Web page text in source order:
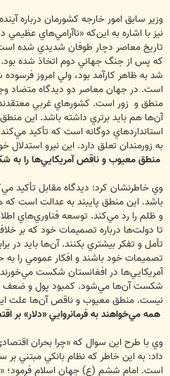
وزير سابق امور خارجه كشورمان درباره
‌نيز با اشاره به اين‌كه «‌ناآرامي‌هاي
‌تاريخ ‌معاصر ‌دچار ‌طوفان ‌شديدي ‌شده
‌كه پس ‌از ‌جنگ ‌جهاني ‌دوم ‌اتخاذ ‌شده ‌بود.
‌شد ‌به ‌ظاهر ‌کارآمد ‌بود، ولي امروز
است. ‌در ‌جهان ‌معاصر ‌دو ‌ديدگاه ‌متضاد
‌منطق ‌و ‌ زور ‌است. ‌كشورهاي ‌غربي
‌آن‌ها ‌هم ‌بايد ‌برتري ‌داشته ‌باشد. ‌اين
‌استاندارد‌هاي ‌دوگانه ‌است ‌كه ‌تأكيد
‌به ‌زورمندان ‌تعلق ‌دارد. ‌اين ‌نيرو ‌استدلال
منطق ‌معيوب ‌و ‌ناقص آمريكايي‌ها را
وي خاطرنشان كرد: ‌ديدگاه ‌مقابل ‌تأكيد
‌باشد. ‌اين ‌منطق ‌پايبند ‌به ‌عدالت ‌است ‌كه
‌و ‌ظلم ‌را ‌رد ‌مي‌كند. ‌توسعه ‌فناوري‌هاي
‌تا ‌دولت‌ها ‌درباره ‌تصميمات ‌خود ‌كه ‌بر
‌تأمل ‌و ‌تفكر ‌بيشتري ‌بكنند. ‌آن‌ها ‌بايد ‌در
‌تصميمات ‌خود ‌باشند ‌و ‌افكار ‌عمومي ‌را ‌به
‌آمريكايي‌ها ‌در ‌افغانستان ‌شكست
‌شكست ‌آن‌ها ‌مي‌شود. ‌كمبود ‌پول ‌و
‌نيست. منطق ‌معيوب ‌و ‌ناقص ‌آن‌ها ‌علت
همه مي‌خواهند به فرمانروايي «دلار» بر
وي با طرح اين سوال كه «چرا ‌بحران
داد: ‌به ‌اين ‌خاطر ‌كه ‌نظام ‌بانكي ‌مبتني
است. ‌امام ‌ششم ‌(ع) ‌جهان ‌اسلام ‌فرمود؛